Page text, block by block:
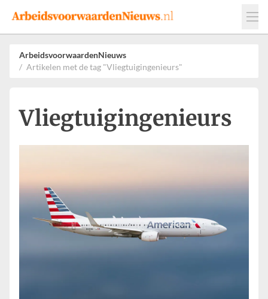
Events
Adverteren
Leveranciers
Werkgevers
ArbeidsvoorwaardenNieuws
Artikelen met de tag "Vliegtuigingenieurs"
Vliegtuigingenieurs